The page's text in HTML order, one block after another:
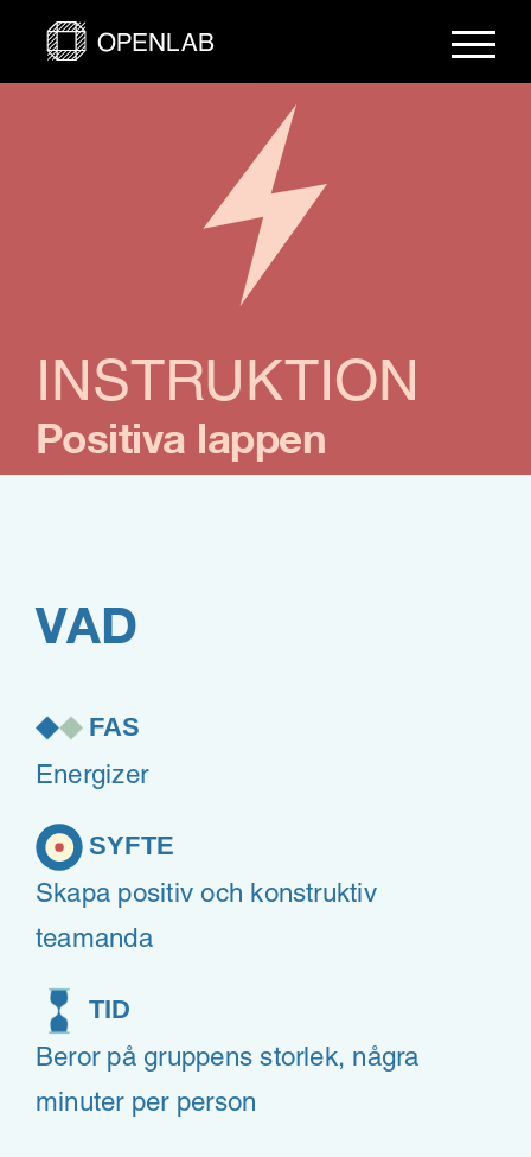
INSTRUKTION
Positiva lappen
VAD
FAS
Energizer
SYFTE
Skapa positiv och konstruktiv
teamanda
TID
Beror på gruppens storlek, några
minuter per person